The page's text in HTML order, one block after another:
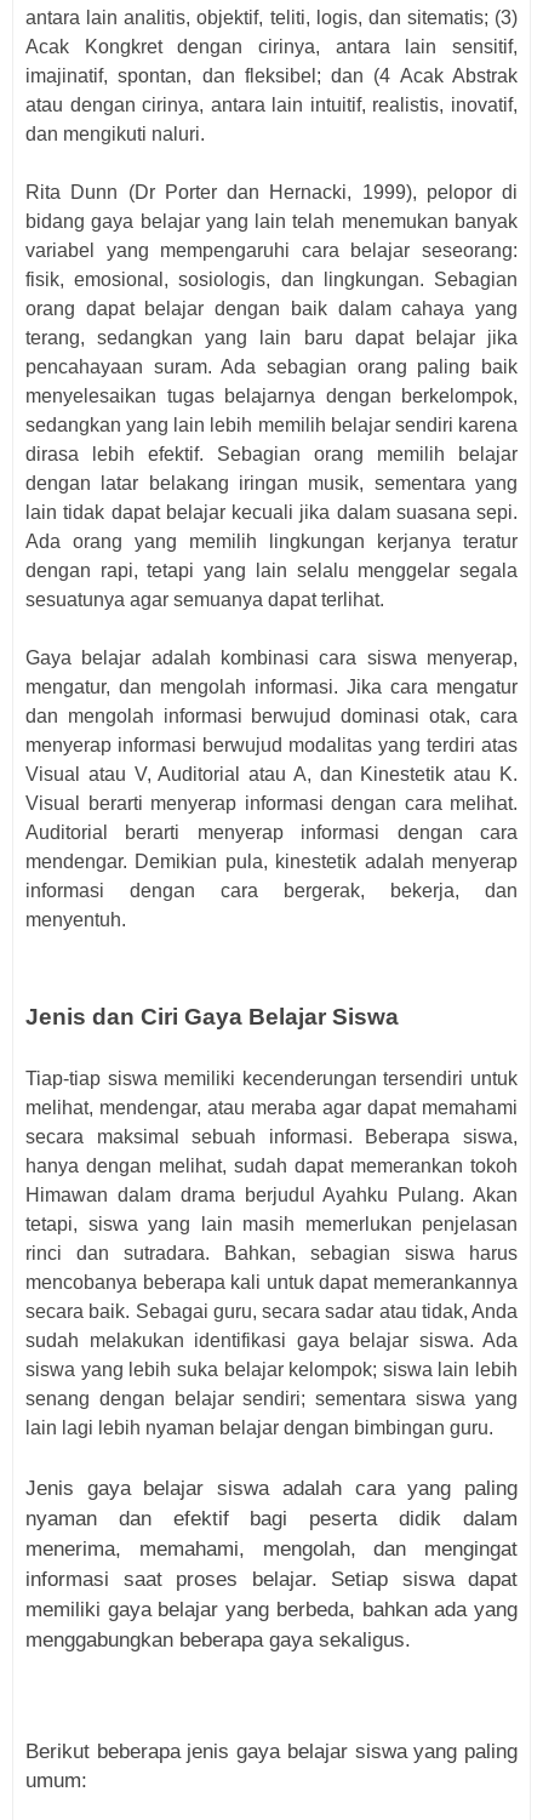
antara lain analitis, objektif, teliti, logis, dan sitematis; (3)
Acak Kongkret dengan cirinya, antara lain sensitif,
imajinatif, spontan, dan fleksibel; dan (4 Acak Abstrak
atau dengan cirinya, antara lain intuitif, realistis, inovatif,
dan mengikuti naluri.
Rita Dunn (Dr Porter dan Hernacki, 1999), pelopor di
bidang gaya belajar yang lain telah menemukan banyak
variabel yang mempengaruhi cara belajar seseorang:
fisik, emosional, sosiologis, dan lingkungan. Sebagian
orang dapat belajar dengan baik dalam cahaya yang
terang, sedangkan yang lain baru dapat belajar jika
pencahayaan suram. Ada sebagian orang paling baik
menyelesaikan tugas belajarnya dengan berkelompok,
sedangkan yang lain lebih memilih belajar sendiri karena
dirasa lebih efektif. Sebagian orang memilih belajar
dengan latar belakang iringan musik, sementara yang
lain tidak dapat belajar kecuali jika dalam suasana sepi.
Ada orang yang memilih lingkungan kerjanya teratur
dengan rapi, tetapi yang lain selalu menggelar segala
sesuatunya agar semuanya dapat terlihat.
Gaya belajar adalah kombinasi cara siswa menyerap,
mengatur, dan mengolah informasi. Jika cara mengatur
dan mengolah informasi berwujud dominasi otak, cara
menyerap informasi berwujud modalitas yang terdiri atas
Visual atau V, Auditorial atau A, dan Kinestetik atau K.
Visual berarti menyerap informasi dengan cara melihat.
Auditorial berarti menyerap informasi dengan cara
mendengar. Demikian pula, kinestetik adalah menyerap
informasi dengan cara bergerak, bekerja, dan
menyentuh.
Jenis dan Ciri Gaya Belajar Siswa
Tiap-tiap siswa memiliki kecenderungan tersendiri untuk
melihat, mendengar, atau meraba agar dapat memahami
secara maksimal sebuah informasi. Beberapa siswa,
hanya dengan melihat, sudah dapat memerankan tokoh
Himawan dalam drama berjudul Ayahku Pulang. Akan
tetapi, siswa yang lain masih memerlukan penjelasan
rinci dan sutradara. Bahkan, sebagian siswa harus
mencobanya beberapa kali untuk dapat memerankannya
secara baik. Sebagai guru, secara sadar atau tidak, Anda
sudah melakukan identifikasi gaya belajar siswa. Ada
siswa yang lebih suka belajar kelompok; siswa lain lebih
senang dengan belajar sendiri; sementara siswa yang
lain lagi lebih nyaman belajar dengan bimbingan guru.
Jenis gaya belajar siswa adalah cara yang paling
nyaman dan efektif bagi peserta didik dalam
menerima, memahami, mengolah, dan mengingat
informasi saat proses belajar. Setiap siswa dapat
memiliki gaya belajar yang berbeda, bahkan ada yang
menggabungkan beberapa gaya sekaligus.
Berikut beberapa jenis gaya belajar siswa yang paling
umum: